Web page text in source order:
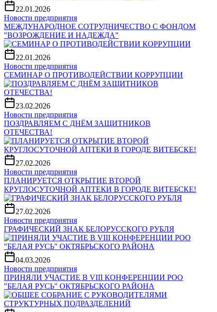
22.01.2026
Новости предприятия
МЕЖДУНАРОДНОЕ СОТРУДНИЧЕСТВО С ФОНДОМ
"ВОЗРОЖДЕНИЕ И НАДЕЖДА"
22.01.2026
Новости предприятия
СЕМИНАР О ПРОТИВОДЕЙСТВИИ КОРРУПЦИИ
23.02.2026
Новости предприятия
ПОЗДРАВЛЯЕМ С ДНЁМ ЗАЩИТНИКОВ
ОТЕЧЕСТВА!
27.02.2026
Новости предприятия
ПЛАНИРУЕТСЯ ОТКРЫТИЕ ВТОРОЙ
КРУГЛОСУТОЧНОЙ АПТЕКИ В ГОРОДЕ ВИТЕБСКЕ!
27.02.2026
Новости предприятия
ГРАФИЧЕСКИЙ ЗНАК БЕЛОРУССКОГО РУБЛЯ
04.03.2026
Новости предприятия
ПРИНЯЛИ УЧАСТИЕ В VIII КОНФЕРЕНЦИИ РОО
"БЕЛАЯ РУСЬ" ОКТЯБРЬСКОГО РАЙОНА